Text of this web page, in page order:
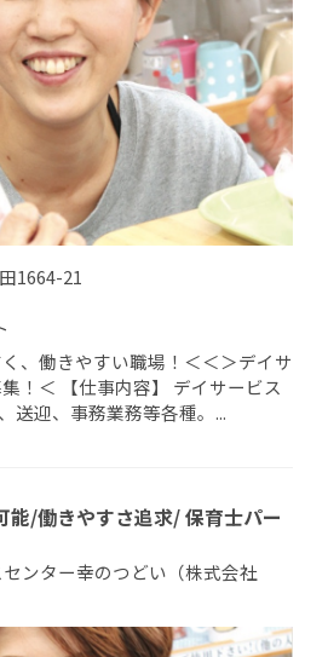
1664-21
、働きやすい職場！＜＜＞デイサ
！＜ 【仕事内容】 デイサービス
送迎、事務業務等各種。...
能/働きやすさ追求/ 保育士パー
ンター幸のつどい（株式会社